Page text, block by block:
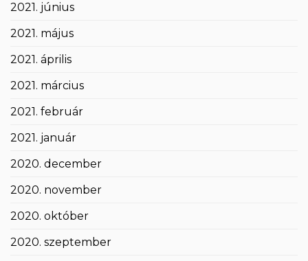
2021. június
2021. május
2021. április
2021. március
2021. február
2021. január
2020. december
2020. november
2020. október
2020. szeptember